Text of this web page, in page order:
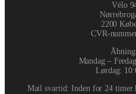
Vélo
2200
CVR-
Mandag –
Lørdag:
Mail svartid: Inden for 24 timer